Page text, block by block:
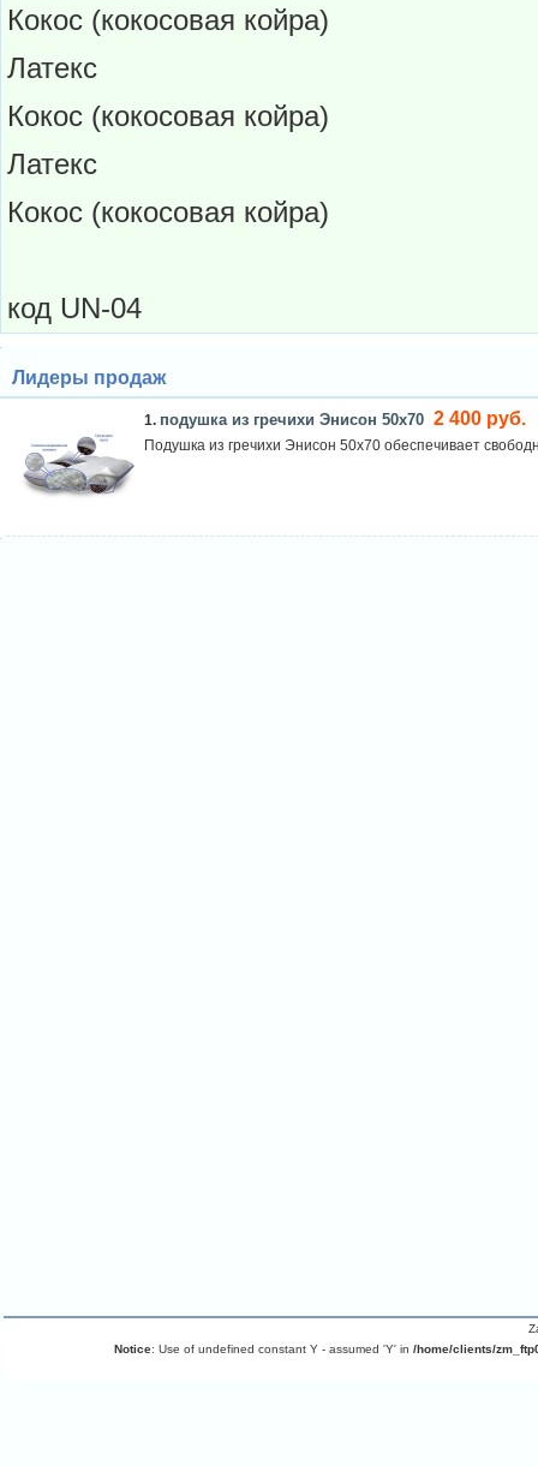
Кокос (кокосовая койра)
Латекс
Кокос (кокосовая койра)
Латекс
Кокос (кокосовая койра)
код UN-04
Лидеры продаж
1. подушка из гречихи Энисон 50х70 2 400 руб.
Подушка из гречихи Энисон 50х70 обеспечивает
Notice: Use of undefined constant Y - assumed 'Y' in /home/clients/